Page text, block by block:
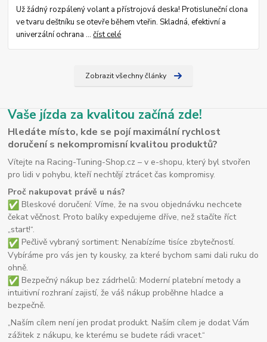
Už žádný rozpálený volant a přístrojová deska! Protisluneční clona
ve tvaru deštníku se otevře během vteřin. Skladná, efektivní a
univerzální ochrana ...číst celé
Zobrazit všechny články
Vaše jízda za kvalitou začíná zde!
Hledáte místo, kde se pojí maximální rychlost
doručení s nekompromisní kvalitou produktů?
Vítejte na Racing-Tuning-Shop.cz – v e-shopu, který byl stvořen
pro lidi v pohybu, kteří nechtějí ztrácet čas kompromisy.
Proč nakupovat právě u nás?
Bleskové doručení: Víme, že na svou objednávku nechcete
čekat věčnost. Proto balíky expedujeme dříve, než stačíte říct
„start!“.
Pečlivě vybraný sortiment: Nenabízíme tisíce zbytečností.
Vybíráme pro vás jen ty kousky, za které bychom sami dali ruku do
ohně.
Bezpečný nákup bez zádrhelů: Moderní platební metody a
intuitivní rozhraní zajistí, že váš nákup proběhne hladce a
bezpečně.
„Naším cílem není jen prodat produkt. Naším cílem je dodat Vám
zážitek z nákupu, ke kterému se budete rádi vracet.“